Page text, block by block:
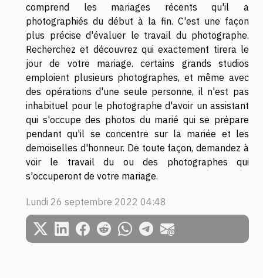
comprend les mariages récents qu'il a
photographiés du début à la fin. C'est une façon
plus précise d'évaluer le travail du photographe.
Recherchez et découvrez qui exactement tirera le
jour de votre mariage. certains grands studios
emploient plusieurs photographes, et même avec
des opérations d'une seule personne, il n'est pas
inhabituel pour le photographe d'avoir un assistant
qui s'occupe des photos du marié qui se prépare
pendant qu'il se concentre sur la mariée et les
demoiselles d'honneur. De toute façon, demandez à
voir le travail du ou des photographes qui
s'occuperont de votre mariage.
Lundi 26 septembre 2022 04:48